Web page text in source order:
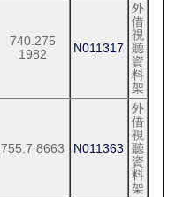
740.275
1982
N011317
外
借
視
聽
資
料
架
755.7 8663 N011363
外
借
視
聽
資
料
架